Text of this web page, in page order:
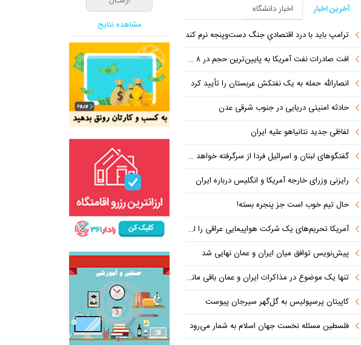
آخرین اخبار
اخبار دانشگاه
ترامپ باید با درد اقتصادیِ جنگ دست‌و‌پنجه نرم کند
افت صادرات نفت آمریکا به پایین‌ترین حجم در ۸ ماه اخیر
انصارالله حمله به یک نفتکش عربستان را تأیید کرد
حادثه امنیتی دریایی در جنوب شرقی عدن
لفاظی جدید نتانیاهو علیه ایران
گفتگوهای لبنان و اسرائیل فردا از سرگرفته خواهد شد!
رایزنی وزرای خارجه آمریکا و انگلیس درباره ایران
حال تیم خوب است جز پنجره بسته!
آمریکا تحریم‌های یک شرکت هواپیمایی عراقی را لغو کرد
پیش‌نویس توافق میان ایران و عمان نهایی شد
تنها یک موضوع در مذاکرات ایران و عمان باقی مانده است
کاپیتان پرسپولیس به گل‌گهر سیرجان پیوست
فلسطین مسئله نخست جهان اسلام به شمار می‌رود
مشاهده نتایج